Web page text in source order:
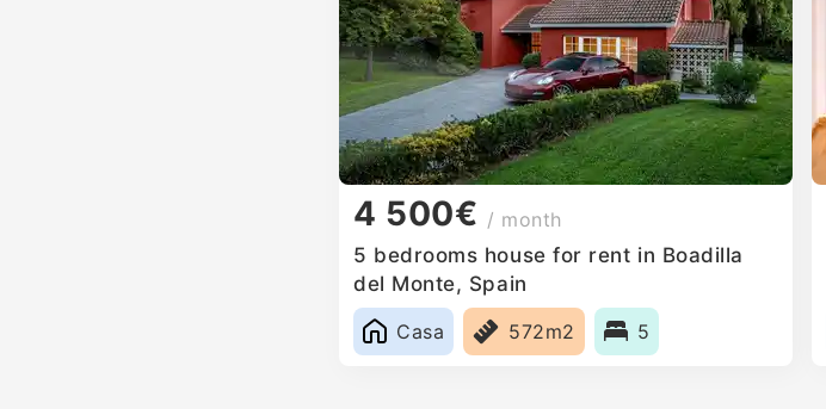
4 500€ / month
5 bedrooms house for rent in Boadilla
del Monte, Spain
Casa
572m2 5